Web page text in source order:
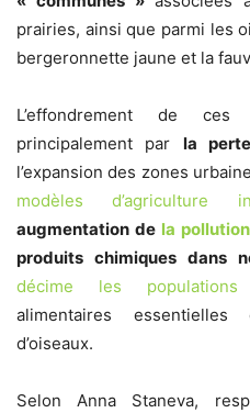
prairies, ainsi que parmi les
bergeronnette jaune et la
L’effondrement de ces
principalement par la
l’expansion des zones
modèles d’agriculture
augmentation de la
produits chimiques dans
décime les populations
alimentaires
d’oiseaux.
Selon Anna Staneva,